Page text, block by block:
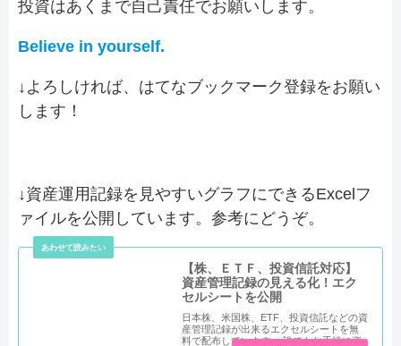
投資はあくまで自己責任でお願いします。
Believe in yourself.
↓よろしければ、はてなブックマーク登録をお願い
します！
↓資産運用記録を見やすいグラフにできるExcelフ
ァイルを公開しています。参考にどうぞ。
【株、ＥＴＦ、投資信託対応】
資産管理記録の見える化！エク
セルシートを公開
日本株、米国株、ETF、投資信託などの資
産管理記録が出来るエクセルシートを無
料で配布しています。 誰でもお手軽に資